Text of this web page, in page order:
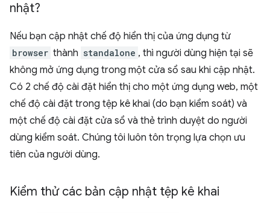
nhật?
Nếu bạn cập nhật chế độ hiển thị của ứng dụng từ
browser thành standalone , thì người dùng hiện tại sẽ
không mở ứng dụng trong một cửa sổ sau khi cập nhật.
Có 2 chế độ cài đặt hiển thị cho một ứng dụng web, một
chế độ cài đặt trong tệp kê khai (do bạn kiểm soát) và
một chế độ cài đặt cửa sổ và thẻ trình duyệt do người
dùng kiểm soát. Chúng tôi luôn tôn trọng lựa chọn ưu
tiên của người dùng.
Kiểm thử các bản cập nhật tệp kê khai